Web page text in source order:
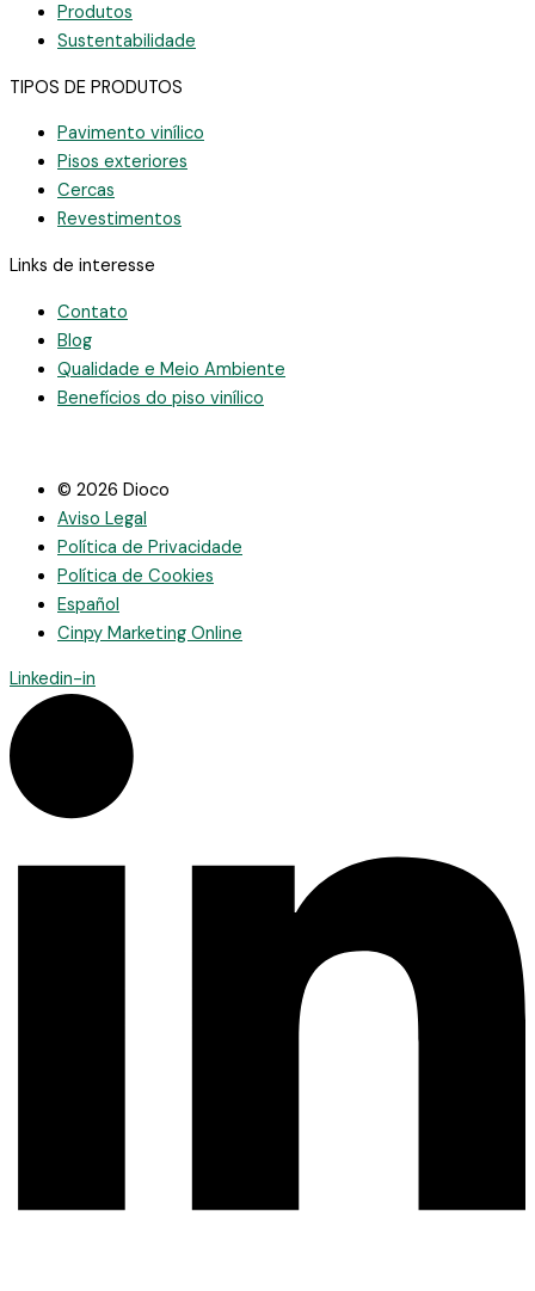
Produtos
Sustentabilidade
TIPOS DE PRODUTOS
Pavimento vinílico
Pisos exteriores
Cercas
Revestimentos
Links de interesse
Contato
Blog
Qualidade e Meio Ambiente
Benefícios do piso vinílico
© 2026 Dioco
Aviso Legal
Política de Privacidade
Política de Cookies
Español
Cinpy Marketing Online
Linkedin-in